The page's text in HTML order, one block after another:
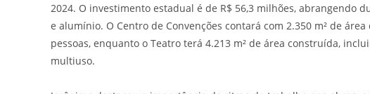
2024. O investimento estadual é de R$ 56,3 milhões, abrangendo
e alumínio. O Centro de Convenções contará com 2.350 m² de
pessoas, enquanto o Teatro terá 4.213 m² de área construída,
multiuso.